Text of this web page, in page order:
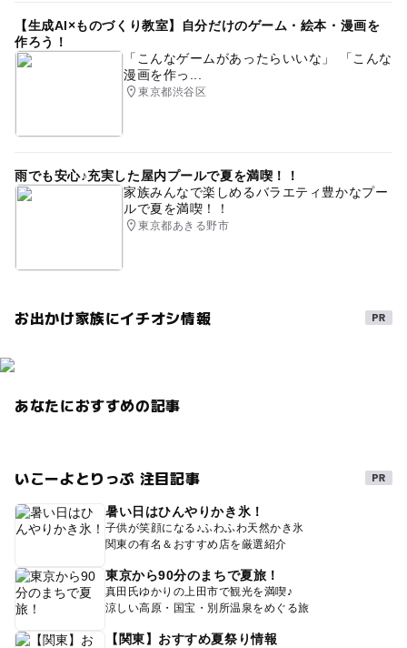
【生成AI×ものづくり教室】自分だけのゲーム・絵本・漫画を
作ろう！
「こんなゲームがあったらいいな」 「こんな
漫画を作っ...
東京都渋谷区
雨でも安心♪充実した屋内プールで夏を満喫！！
家族みんなで楽しめるバラエティ豊かなプー
ルで夏を満喫！！
東京都あきる野市
お出かけ家族にイチオシ情報
あなたにおすすめの記事
いこーよとりっぷ 注目記事
暑い日はひんやりかき氷！
子供が笑顔になる♪ふわふわ天然かき氷
関東の有名＆おすすめ店を厳選紹介
東京から90分のまちで夏旅！
真田氏ゆかりの上田市で観光を満喫♪
涼しい高原・国宝・別所温泉をめぐる旅
【関東】おすすめ夏祭り情報